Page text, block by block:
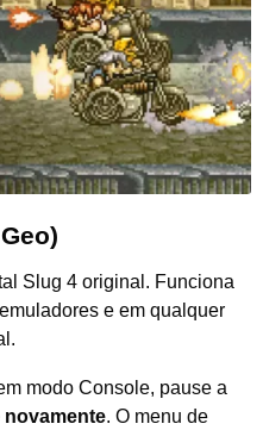
Slug 4 original. Funciona
e em qualquer
modo Console, pause a
novamente. O menu de